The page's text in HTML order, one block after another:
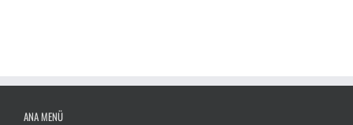
ANA MENÜ